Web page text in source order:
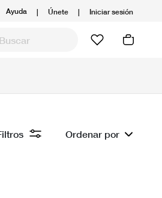
Ayuda | Únete | Iniciar sesión
Ordenar por